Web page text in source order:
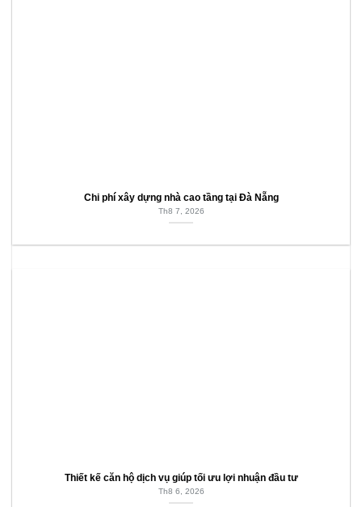
Chi phí xây dựng nhà cao tầng tại Đà Nẵng
Th8 7, 2026
Thiết kế căn hộ dịch vụ giúp tối ưu lợi nhuận đầu tư
Th8 6, 2026